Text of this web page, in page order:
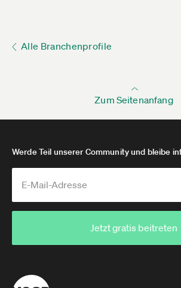
Alle Branchenprofile
Zum Seitenanfang
Werde Teil unserer Community und bleibe
Jetzt gratis beitreten